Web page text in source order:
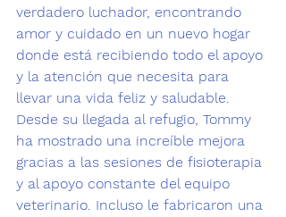
verdadero luchador, encontrando
amor y cuidado en un nuevo hogar
donde está recibiendo todo el apoyo
y la atención que necesita para
llevar una vida feliz y saludable.
Desde su llegada al refugio, Tommy
ha mostrado una increíble mejora
gracias a las sesiones de fisioterapia
y al apoyo constante del equipo
veterinario. Incluso le fabricaron una